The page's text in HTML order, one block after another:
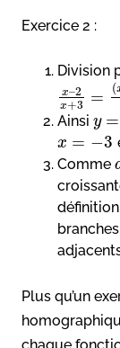
Exercice 2 :
Division
x–2
x+3 = (
Ainsi y =
x = −3
Comme
Plus qu’un